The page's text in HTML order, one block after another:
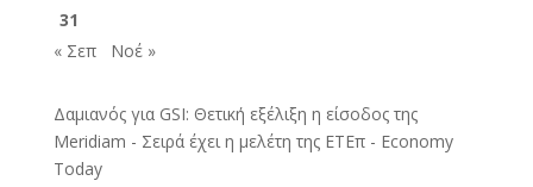
31
« Σεπ
Νοέ »
Δαμιανός για GSI: Θετική εξέλιξη η είσοδος της
Meridiam - Σειρά έχει η μελέτη της ΕΤΕπ - Economy
Today